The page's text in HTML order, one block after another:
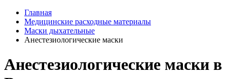
Главная
Медицинские расходные материалы
Маски дыхательные
Анестезиологические маски
Анестезиологические маски в